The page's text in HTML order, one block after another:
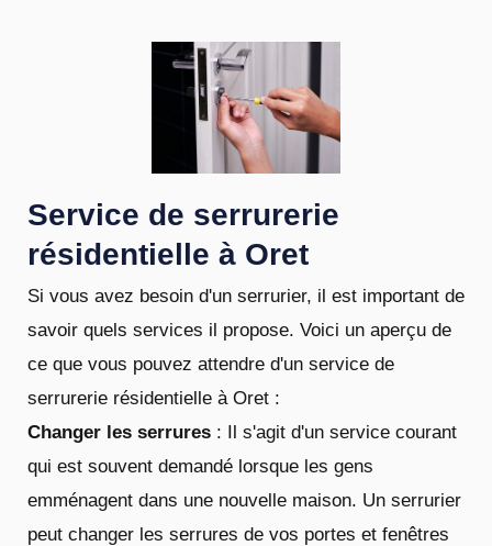
Service de serrurerie
résidentielle à Oret
Si vous avez besoin d'un serrurier, il est important de
savoir quels services il propose. Voici un aperçu de
ce que vous pouvez attendre d'un service de
serrurerie résidentielle à Oret :
Changer les serrures : Il s'agit d'un service courant
qui est souvent demandé lorsque les gens
emménagent dans une nouvelle maison. Un serrurier
peut changer les serrures de vos portes et fenêtres